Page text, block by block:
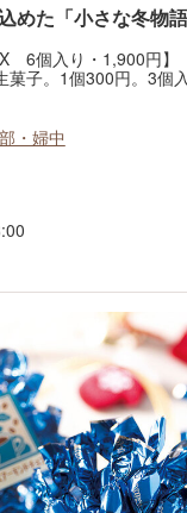
めた「小さな冬物語
6個入り・1,900円】
子。1個300円。3個
・婦中